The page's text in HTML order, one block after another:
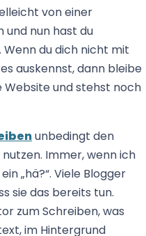
von einer
und nun hast du
du dich nicht mit
auskennst, dann bleibe
Website und stehst noch
unbedingt den
Immer, wenn ich
„hä?“. Viele Blogger
sie das bereits tun.
zum Schreiben, was
im Hintergrund